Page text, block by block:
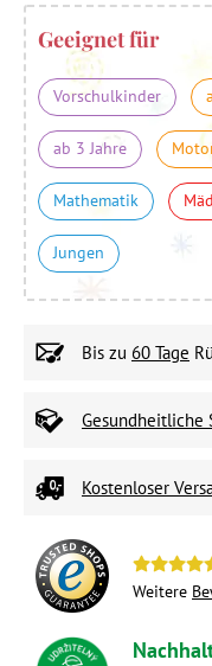
Geeignet für
Vorschulkinder
ab 3 Jahre
Mathematik
Jungen
Bis zu 60 Tage
Gesundheitliche
Kostenloser
Weitere